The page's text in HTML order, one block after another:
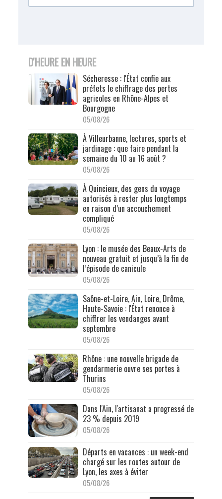
D'HEURE EN HEURE
Sécheresse : l'État confie aux
préfets le chiffrage des pertes
agricoles en Rhône-Alpes et
Bourgogne
05/08/26
À Villeurbanne, lectures, sports et
jardinage : que faire pendant la
semaine du 10 au 16 août ?
05/08/26
À Quincieux, des gens du voyage
autorisés à rester plus longtemps
en raison d’un accouchement
compliqué
05/08/26
Lyon : le musée des Beaux-Arts de
nouveau gratuit et jusqu’à la fin de
l’épisode de canicule
05/08/26
Saône-et-Loire, Ain, Loire, Drôme,
Haute-Savoie : l'État renonce à
chiffrer les vendanges avant
septembre
05/08/26
Rhône : une nouvelle brigade de
gendarmerie ouvre ses portes à
Thurins
05/08/26
Dans l'Ain, l'artisanat a progressé de
23 % depuis 2019
05/08/26
Départs en vacances : un week-end
chargé sur les routes autour de
Lyon, les axes à éviter
05/08/26